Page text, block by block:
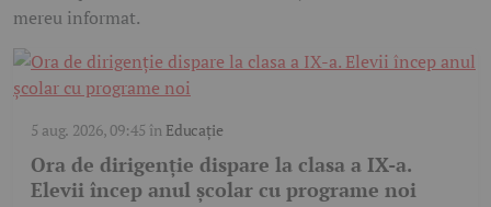
mereu informat.
5 aug. 2026, 09:45 în Educație
Ora de dirigenție dispare la clasa a IX-a.
Elevii încep anul școlar cu programe noi